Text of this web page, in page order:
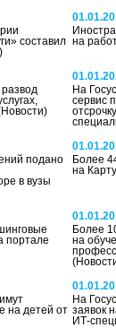
составил на
На
сервис
подано
в вузы
Более
на
портале
Более
на
на детей от
На
заявок
ИТ-